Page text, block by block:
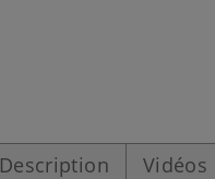
Description Vidéos